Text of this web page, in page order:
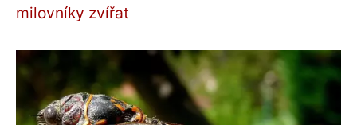
milovníky zvířat